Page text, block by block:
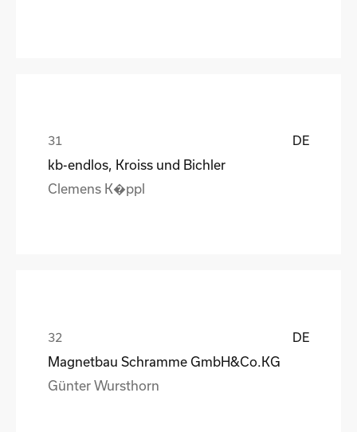
DE
kb-endlos, Kroiss und Bichler
Clemens K�ppl
DE
Magnetbau Schramme GmbH&Co.KG
Günter Wursthorn